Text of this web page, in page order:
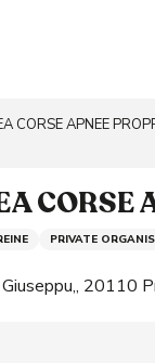
CORSE APNEE
CORSE
PRIVATE
20110